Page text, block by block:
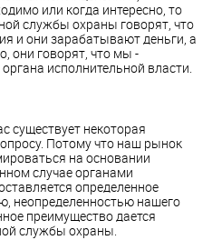
или когда интересно, то
службы охраны говорят, что
и они зарабатывают деньги, а
они говорят, что мы -
исполнительной власти.
существует некоторая
Потому что наш рынок
на основании
случае органами
определенное
неопределенностью нашего
преимущество дается
службы охраны.